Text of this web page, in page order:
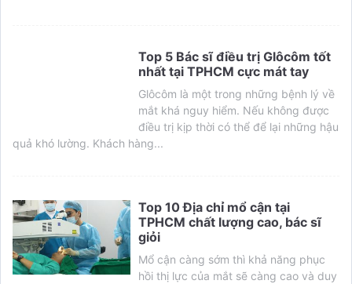
Top 5 Bác sĩ điều trị Glôcôm tốt
nhất tại TPHCM cực mát tay
Glôcôm là một trong những bệnh lý về
mắt khá nguy hiểm. Nếu không được
điều trị kịp thời có thể để lại những hậu
quả khó lường. Khách hàng...
Top 10 Địa chỉ mổ cận tại
TPHCM chất lượng cao, bác sĩ
giỏi
Mổ cận càng sớm thì khả năng phục
hồi thị lực của mắt sẽ càng cao và duy